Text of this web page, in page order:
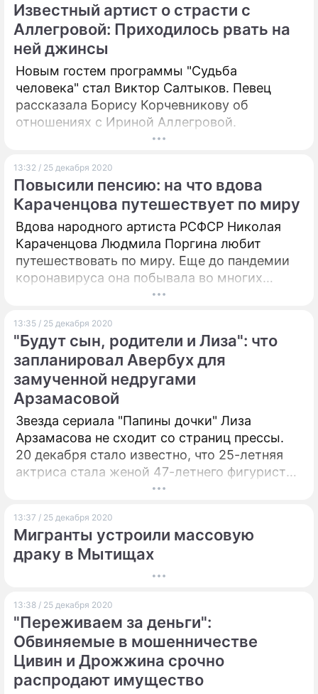
Известный артист о страсти с
Аллегровой: Приходилось рвать на
ней джинсы
Новым гостем программы "Судьба
человека" стал Виктор Салтыков. Певец
рассказала Борису Корчевникову об
отношениях с Ириной Аллегровой.
13:32 / 25 декабря 2020
Повысили пенсию: на что вдова
Караченцова путешествует по миру
Вдова народного артиста РСФСР Николая
Караченцова Людмила Поргина любит
путешествовать по миру. Еще до пандемии
коронавируса она побывала во многих
странах. Больше всего запомнились поездки
13:35 / 25 декабря 2020
"Будут сын, родители и Лиза": что
запланировал Авербух для
замученной недругами
Арзамасовой
Звезда сериала "Папины дочки" Лиза
Арзамасова не сходит со страниц прессы.
20 декабря стало известно, что 25-летняя
актриса стала женой 47-летнего фигуриста
Ильи Авербуха. Слухи о том, что
ходили уже давно, однако мало кто
относился к ним серьезно.
13:37 / 25 декабря 2020
Мигранты устроили массовую
драку в Мытищах
13:38 / 25 декабря 2020
"Переживаем за деньги":
Обвиняемые в мошенничестве
Цивин и Дрожжина срочно
распродают имущество